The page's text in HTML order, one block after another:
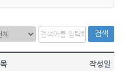
검색
작성일